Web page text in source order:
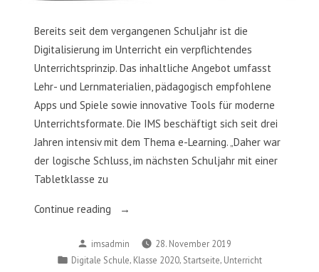
Bereits seit dem vergangenen Schuljahr ist die
Digitalisierung im Unterricht ein verpflichtendes
Unterrichtsprinzip. Das inhaltliche Angebot umfasst
Lehr- und Lernmaterialien, pädagogisch empfohlene
Apps und Spiele sowie innovative Tools für moderne
Unterrichtsformate. Die IMS beschäftigt sich seit drei
Jahren intensiv mit dem Thema e-Learning. „Daher war
der logische Schluss, im nächsten Schuljahr mit einer
Tablet­klasse zu
Continue reading
„Ab
Schuljahr
2020/21
Posted
by
imsadmin
28. November 2019
Posted
Digitale Schule Klasse 2020 Startseite Unterricht